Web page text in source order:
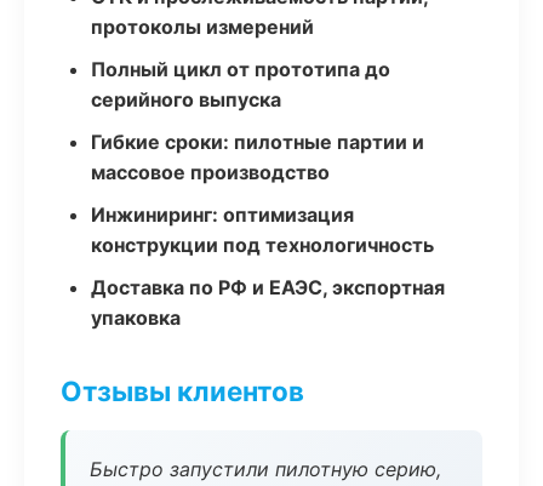
протоколы измерений
Полный цикл от прототипа до
серийного выпуска
Гибкие сроки: пилотные партии и
массовое производство
Инжиниринг: оптимизация
конструкции под технологичность
Доставка по РФ и ЕАЭС, экспортная
упаковка
Отзывы клиентов
Быстро запустили пилотную серию,